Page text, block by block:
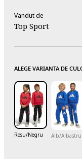
Vandut de
Top Sport
ALEGE VARIANTA DE
Rosu/Negru Alb/Albastru